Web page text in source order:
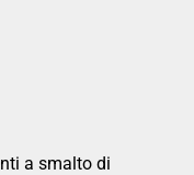
a smalto di